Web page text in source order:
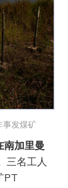
发煤矿
南加里曼
三名工人
PT